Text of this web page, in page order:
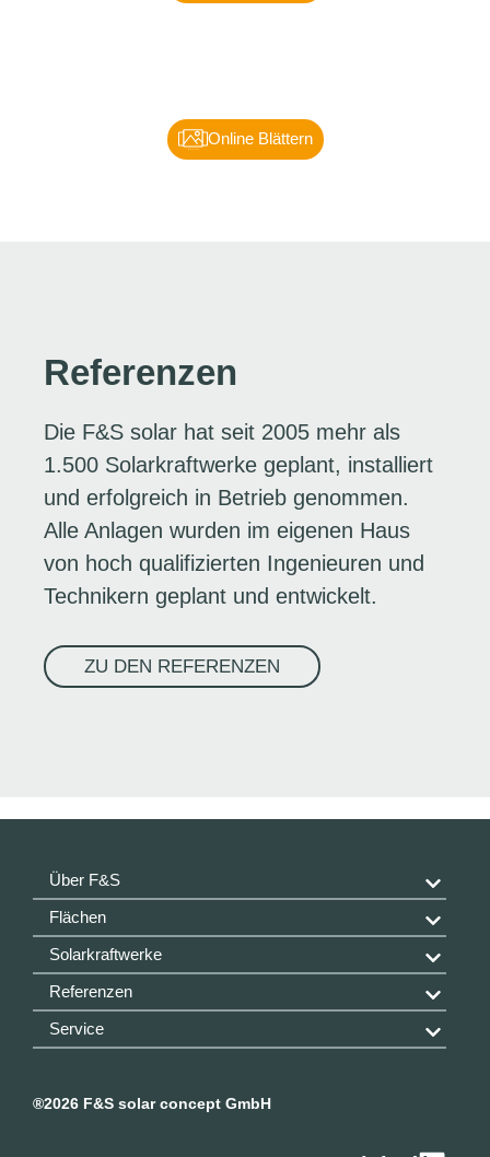
Online Blättern
Referenzen
Die F&S solar hat seit 2005 mehr als
1.500 Solarkraftwerke geplant, installiert
und erfolgreich in Betrieb genommen.
Alle Anlagen wurden im eigenen Haus
von hoch qualifizierten Ingenieuren und
Technikern geplant und entwickelt.
ZU DEN REFERENZEN
Über F&S
Flächen
Solarkraftwerke
Referenzen
Service
®2026 F&S solar concept GmbH